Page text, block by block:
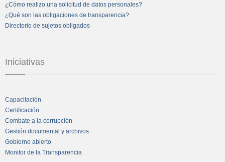
¿Cómo realizo una solicitud de datos personales?
¿Qué son las obligaciones de transparencia?
Directorio de sujetos obligados
Iniciativas
Capacitación
Certificación
Combate a la corrupción
Gestión documental y archivos
Gobierno abierto
Monitor de la Transparencia